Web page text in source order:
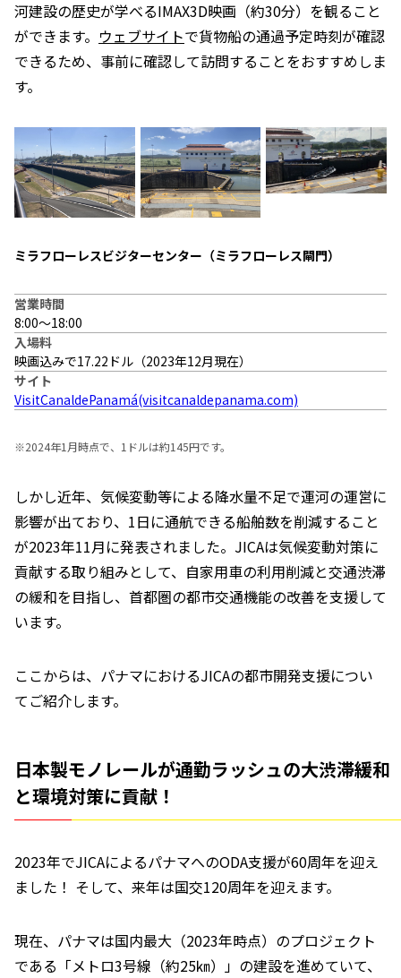
河建設の歴史が学べるIMAX3D映画（約30分）を観ること
ができます。 ウェブサイトで貨物船の通過予定時刻が確認
できるため、事前に確認して訪問することをおすすめしま
す。
ミラフローレスビジターセンター（ミラフローレス閘門）
営業時間
8:00～18:00
入場料
映画込みで17.22ドル（2023年12月現在）
サイト
VisitCanaldePanamá(visitcanaldepanama.com)
※2024年1月時点で、1ドルは約145円です。
しかし近年、気候変動等による降水量不足で運河の運営に
影響が出ており、1日に通航できる船舶数を削減すること
が2023年11月に発表されました。JICAは気候変動対策に
貢献する取り組みとして、自家用車の利用削減と交通渋滞
の緩和を目指し、首都圏の都市交通機能の改善を支援して
います。
ここからは、パナマにおけるJICAの都市開発支援につい
てご紹介します。
日本製モノレールが通勤ラッシュの大渋滞緩和
と環境対策に貢献！
2023年でJICAによるパナマへのODA支援が60周年を迎え
ました！ そして、来年は国交120周年を迎えます。
現在、パナマは国内最大（2023年時点）のプロジェクト
である「メトロ3号線（約25㎞）」の建設を進めていて、